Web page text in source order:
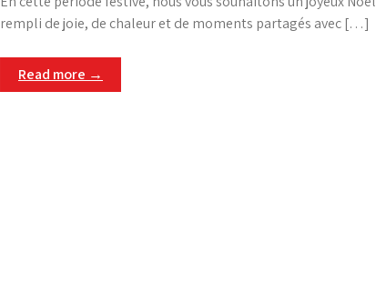
rempli de joie, de chaleur et de moments partagés avec […]
Read more →